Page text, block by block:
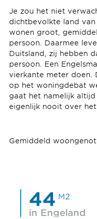
Je zou het niet
dichtbevolkte land
wonen groot,
persoon. Daarmee
Duitsland, zij hebben
persoon. Een
vierkante meter doen.
op het woningdebat
gaat het namelijk
eigenlijk nooit over
Gemiddeld
44 M2
in Engeland